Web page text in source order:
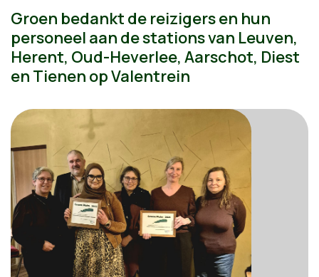
Groen bedankt de reizigers en hun
personeel aan de stations van Leuven,
Herent, Oud-Heverlee, Aarschot, Diest
en Tienen op Valentrein